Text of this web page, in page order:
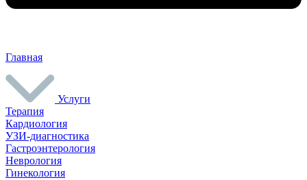
Главная
Услуги
Терапия
Кардиология
УЗИ-диагностика
Гастроэнтерология
Неврология
Гинекология